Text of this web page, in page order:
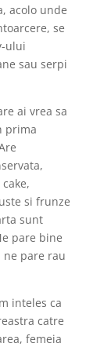
acolo unde
se
ului
sau serpi
ai vrea sa
prima
si frunze
sunt
pare bine
pare rau
inteles ca
catre
femeia